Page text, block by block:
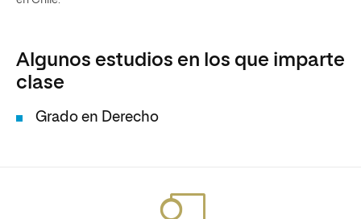
Algunos estudios en los que imparte
clase
Grado en Derecho